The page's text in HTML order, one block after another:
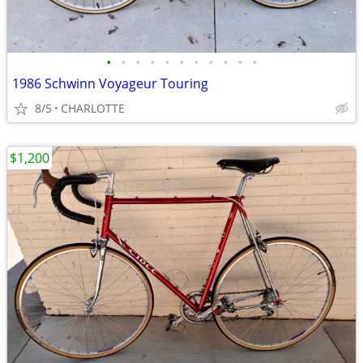
• • • • • • • • • • •
1986 Schwinn Voyageur Touring
8/5 CHARLOTTE
$1,200